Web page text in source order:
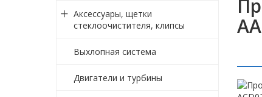
Аксессуары, щетки
стеклоочистителя, клипсы
Выхлопная система
Двигатели и турбины